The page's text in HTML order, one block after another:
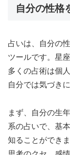
自分の性格
占いは、自分の
ツールです。星
多くの占術は個
自分では気づき
まず、自分の生
系の占いで、基
知ることができ